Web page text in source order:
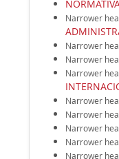
Narrower
Narrower
Narrower
Narrower
Narrower
Narrower
Narrower
Narrower
Narrower